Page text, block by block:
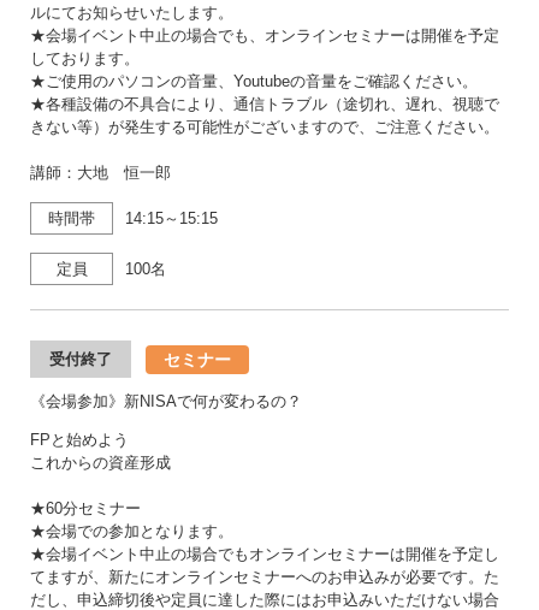
ルにてお知らせいたします。
★会場イベント中止の場合でも、オンラインセミナーは開催を予定
しております。
★ご使用のパソコンの音量、Youtubeの音量をご確認ください。
★各種設備の不具合により、通信トラブル（途切れ、遅れ、視聴で
きない等）が発生する可能性がございますので、ご注意ください。
講師：大地 恒一郎
時間帯 14:15～15:15
定員 100名
受付終了 セミナー
《会場参加》新NISAで何が変わるの？
FPと始めよう
これからの資産形成
★60分セミナー
★会場での参加となります。
★会場イベント中止の場合でもオンラインセミナーは開催を予定し
てますが、新たにオンラインセミナーへのお申込みが必要です。た
だし、申込締切後や定員に達した際にはお申込みいただけない場合